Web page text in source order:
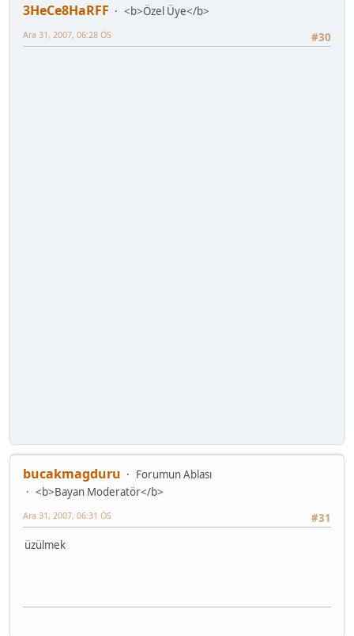
3HeCe8HaRFF
<b>Özel Üye</b>
#30
Ara 31, 2007, 06:28 ÖS
bucakmagduru
Forumun Ablası
<b>Bayan Moderatör</b>
#31
Ara 31, 2007, 06:31 ÖS
üzülmek